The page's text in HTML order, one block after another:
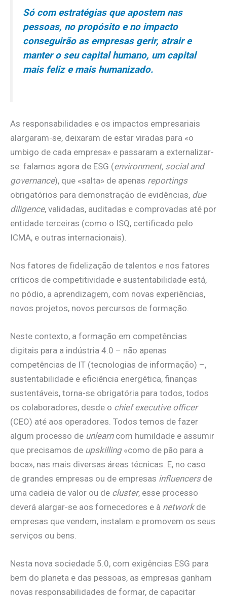
Só com estratégias que apostem nas
pessoas, no propósito e no impacto
conseguirão as empresas gerir, atrair e
manter o seu capital humano, um capital
mais feliz e mais humanizado.
As responsabilidades e os impactos empresariais
alargaram-se, deixaram de estar viradas para «o
umbigo de cada empresa» e passaram a externalizar-
se: falamos agora de ESG (environment, social and
governance), que «salta» de apenas reportings
obrigatórios para demonstração de evidências, due
diligence, validadas, auditadas e comprovadas até por
entidade terceiras (como o ISQ, certificado pelo
ICMA, e outras internacionais).
Nos fatores de fidelização de talentos e nos fatores
críticos de competitividade e sustentabilidade está,
no pódio, a aprendizagem, com novas experiências,
novos projetos, novos percursos de formação.
Neste contexto, a formação em competências
digitais para a indústria 4.0 – não apenas
competências de IT (tecnologias de informação) –,
sustentabilidade e eficiência energética, finanças
sustentáveis, torna-se obrigatória para todos, todos
os colaboradores, desde o chief executive officer
(CEO) até aos operadores. Todos temos de fazer
algum processo de unlearncom humildade e assumir
que precisamos de upskilling«como de pão para a
boca», nas mais diversas áreas técnicas. E, no caso
de grandes empresas ou de empresas influencersde
uma cadeia de valor ou de cluster, esse processo
deverá alargar-se aos fornecedores e à networkde
empresas que vendem, instalam e promovem os seus
serviços ou bens.
Nesta nova sociedade 5.0, com exigências ESG para
bem do planeta e das pessoas, as empresas ganham
novas responsabilidades de formar, de capacitar